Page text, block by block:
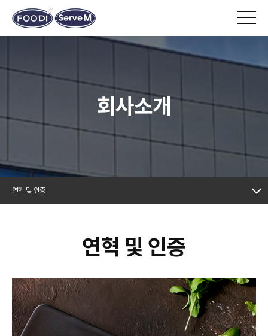
회사소개
연혁 및 인증
연혁 및 인증